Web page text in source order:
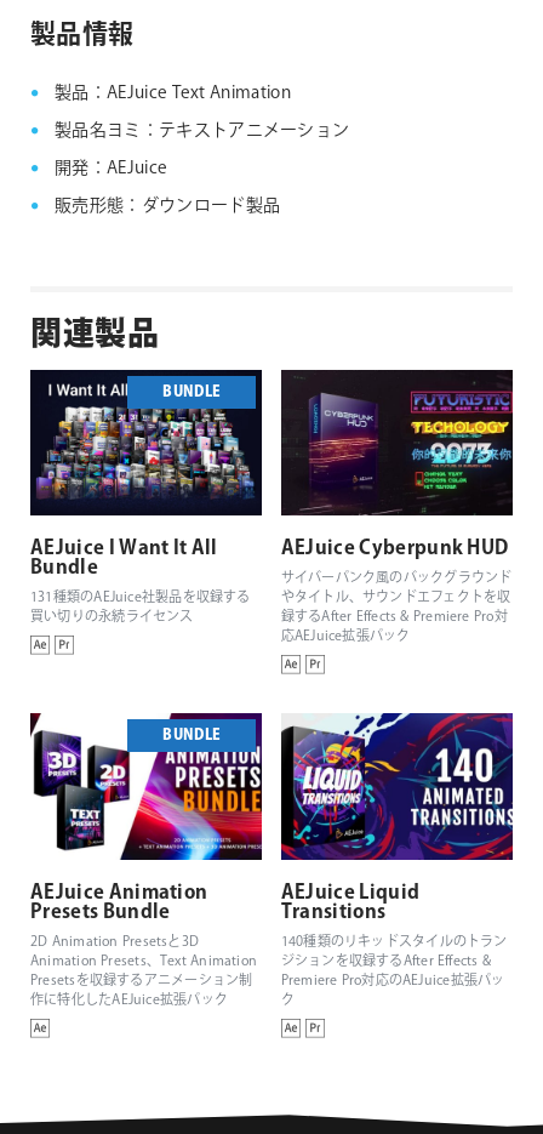
製品情報
製品：AEJuice Text Animation
製品名ヨミ：テキストアニメーション
開発：AEJuice
販売形態：ダウンロード製品
関連製品
BUNDLE
AEJuice I Want It All
Bundle
131種類のAEJuice社製品を収録する
買い切りの永続ライセンス
AEJuice Cyberpunk HUD
サイバーパンク風のバックグラウンド
やタイトル、サウンドエフェクトを収
録するAfter Effects & Premiere Pro対
応AEJuice拡張パック
BUNDLE
AEJuice Animation
Presets Bundle
2D Animation Presetsと3D
Animation Presets、Text Animation
Presetsを収録するアニメーション制
作に特化したAEJuice拡張パック
AEJuice Liquid
Transitions
140種類のリキッドスタイルのトラン
ジションを収録するAfter Effects &
Premiere Pro対応のAEJuice拡張パッ
ク